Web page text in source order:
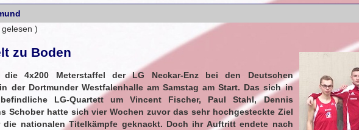
)
zu Boden
die 4x200 Meterstaffel der LG Neckar-Enz bei den Deutschen
der Dortmunder Westfalenhalle am Samstag am Start. Das sich in
LG-Quartett um Vincent Fischer, Paul Stahl, Dennis
Schober hatte sich vier Wochen zuvor das sehr hochgesteckte Ziel
nationalen Titelkämpfe geknackt. Doch ihr Auftritt endete nach